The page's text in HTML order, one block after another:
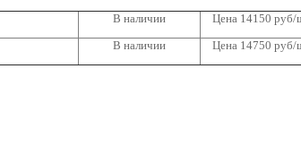
В наличии
Цена 14150 руб/
В наличии Цена 14750 руб/